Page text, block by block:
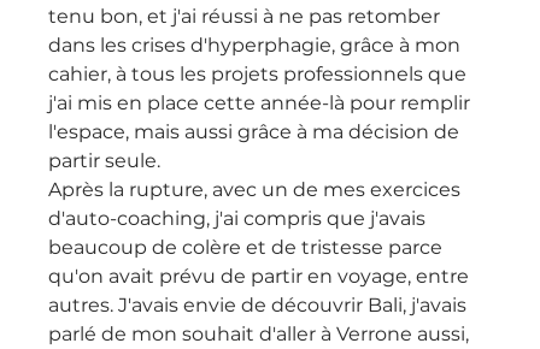
tenu bon, et j'ai réussi à ne pas retomber
dans les crises d'hyperphagie, grâce à mon
cahier, à tous les projets professionnels que
j'ai mis en place cette année-là pour remplir
l'espace, mais aussi grâce à ma décision de
partir seule.
Après la rupture, avec un de mes exercices
d'auto-coaching, j'ai compris que j'avais
beaucoup de colère et de tristesse parce
qu'on avait prévu de partir en voyage, entre
autres. J'avais envie de découvrir Bali, j'avais
parlé de mon souhait d'aller à Verrone aussi,